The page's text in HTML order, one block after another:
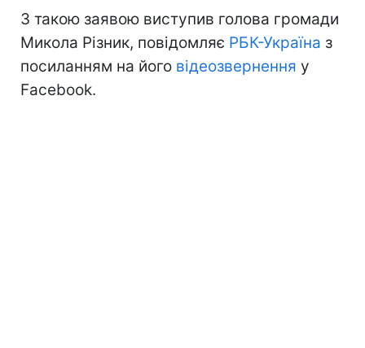
З такою заявою виступив голова громади
Микола Різник, повідомляє РБК-Україна з
посиланням на його відеозвернення у
Facebook.